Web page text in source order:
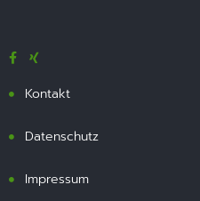
Kontakt
Datenschutz
Impressum